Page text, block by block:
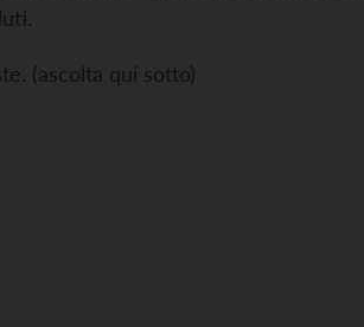
(ascolta qui sotto)